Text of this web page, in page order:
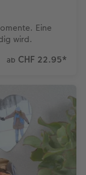
Eine
wird.
ab CHF 22.95*